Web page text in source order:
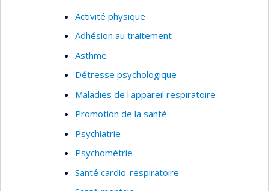
améliorer l’adhérence des professionnels de la
santé, les patients et leur famille aux lignes
directrices.
Intérêts de recherche
Asthme pédiatrique
Efficacité et profil de tolérance des
interventions pour l’asthme pédiatrique
Élaboration d’instruments pour les enfants
Activité physique
Adhésion au traitement
Asthme
Détresse psychologique
Maladies de l'appareil respiratoire
Promotion de la santé
Psychiatrie
Psychométrie
Santé cardio-respiratoire